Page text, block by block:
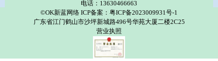
电话：13630466663
©OK新蓝网络 ICP备案：粤ICP备2023009931号-1
广东省江门鹤山市沙坪新城路496号华苑大厦二楼2C25
营业执照